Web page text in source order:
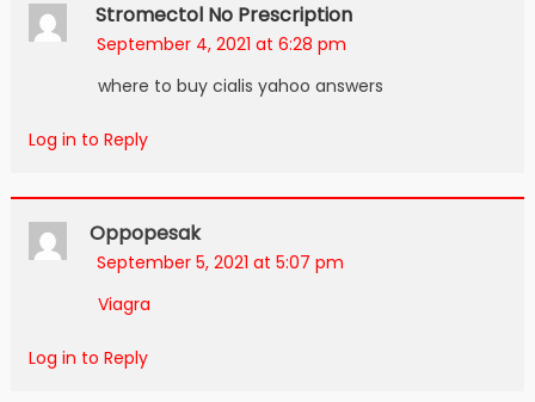
Stromectol No Prescription
September 4, 2021 at 6:28 pm
where to buy cialis yahoo answers
Log in to Reply
Oppopesak
September 5, 2021 at 5:07 pm
Viagra
Log in to Reply